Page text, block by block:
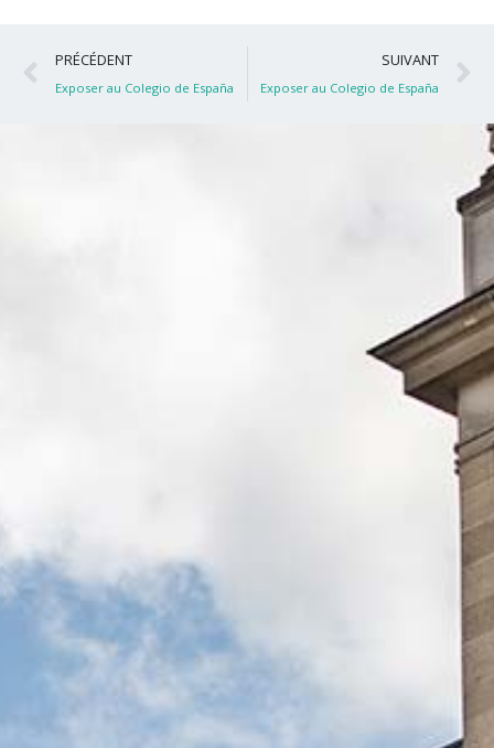
Précédent
PRÉCÉDENT
Exposer au Colegio de España
SUIVANT
Exposer au Colegio de España